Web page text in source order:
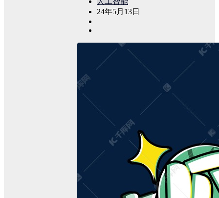
24年5月13日